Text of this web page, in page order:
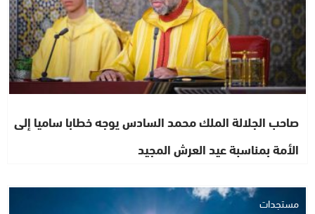
صاحب الجلالة الملك محمد السادس يوجه خطابا ساميا إلى
الأمة بمناسبة عيد العرش المجيد
مستجدات